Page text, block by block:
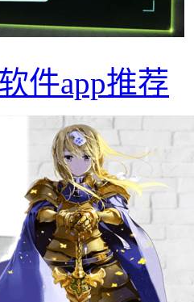
件app推荐